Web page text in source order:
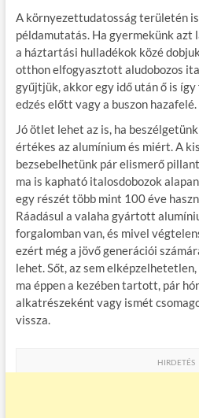
A környezettudatosság területén
példamutatás. Ha gyermekünk azt
a háztartási hulladékok közé
otthon elfogyasztott aludobozos
gyűjtjük, akkor egy idő után ő is
edzés előtt vagy a buszon hazafelé.
Jó ötlet lehet az is, ha
értékes az alumínium és miért. A
bezsebelhetünk pár elismerő
ma is kapható italosdobozok
egy részét több mint 100 éve
Ráadásul a valaha gyártott
forgalomban van, és mivel
ezért még a jövő generációi
lehet. Sőt, az sem
ma éppen a kezében tartott, pár
alkatrészeként vagy ismét
vissza.
HIRDETÉS